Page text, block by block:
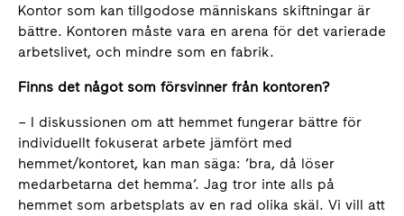
Kontor som kan tillgodose människans skiftningar är
bättre. Kontoren måste vara en arena för det varierade
arbetslivet, och mindre som en fabrik.
Finns det något som försvinner från kontoren?
– I diskussionen om att hemmet fungerar bättre för
individuellt fokuserat arbete jämfört med
hemmet/kontoret, kan man säga: ’bra, då löser
medarbetarna det hemma’. Jag tror inte alls på
hemmet som arbetsplats av en rad olika skäl. Vi vill att